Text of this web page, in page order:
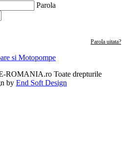
Parola
Parola uitata?
ROMANIA.ro Toate drepturile
by End Soft Design